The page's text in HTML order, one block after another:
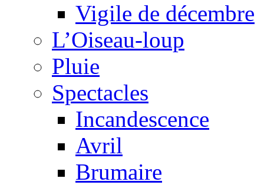
Vigile de décembre
L’Oiseau-loup
Pluie
Spectacles
Incandescence
Avril
Brumaire